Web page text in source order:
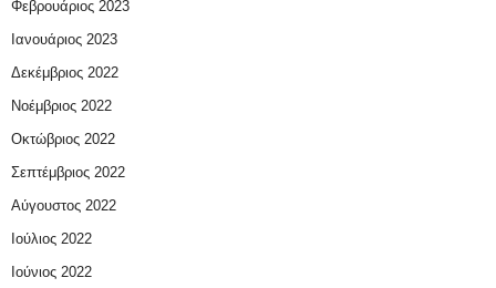
Φεβρουάριος 2023
Ιανουάριος 2023
Δεκέμβριος 2022
Νοέμβριος 2022
Οκτώβριος 2022
Σεπτέμβριος 2022
Αύγουστος 2022
Ιούλιος 2022
Ιούνιος 2022